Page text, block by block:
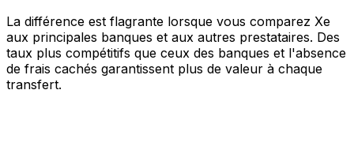
La différence est flagrante lorsque vous comparez Xe
aux principales banques et aux autres prestataires. Des
taux plus compétitifs que ceux des banques et l'absence
de frais cachés garantissent plus de valeur à chaque
transfert.